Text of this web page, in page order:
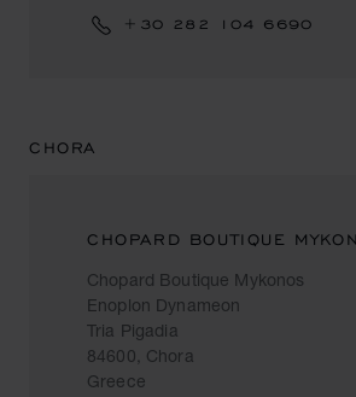
+30 282 104 6690
CHORA
CHOPARD BOUTIQUE
Chopard Boutique Mykonos
Enoplon Dynameon
Tria Pigadia
84600, Chora
Greece